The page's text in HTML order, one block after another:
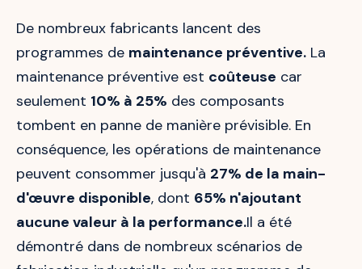
De nombreux fabricants lancent des
programmes de maintenance préventive. La
maintenance préventive est coûteuse car
seulement 10% à 25% des composants
tombent en panne de manière prévisible. En
conséquence, les opérations de maintenance
peuvent consommer jusqu'à 27% de la main-
d'œuvre disponible, dont 65% n'ajoutant
aucune valeur à la performance.Il a été
démontré dans de nombreux scénarios de